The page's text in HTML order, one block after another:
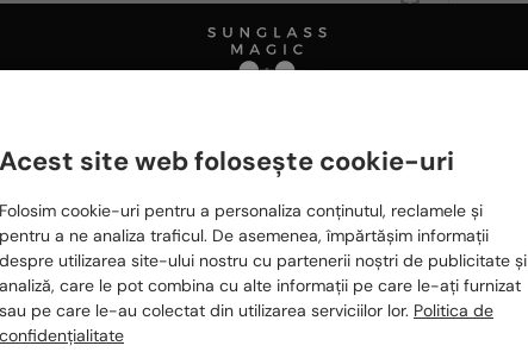
FIȚI INTERESAȚI ȘI DE
2-4 ZILE 2-4 ZILE -14%
Te rugăm să alegi din listă țara potrivită pentru tine:
România / RO
Polska / PL
Magyarország / HU
Acest site web folosește cookie-uri
Folosim cookie-uri pentru a personaliza conținutul, reclamele și
pentru a ne analiza traficul. De asemenea, împărtășim informații
despre utilizarea site-ului nostru cu partenerii noștri de publicitate și
analiză, care le pot combina cu alte informații pe care le-ați furnizat
sau pe care le-au colectat din utilizarea serviciilor lor. Politica de
confidențialitate